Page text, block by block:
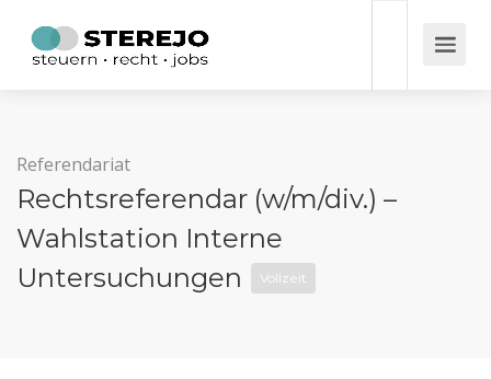
Referendariat
Rechtsreferendar (w/m/div.) –
Wahlstation Interne
Untersuchungen
Vollzeit